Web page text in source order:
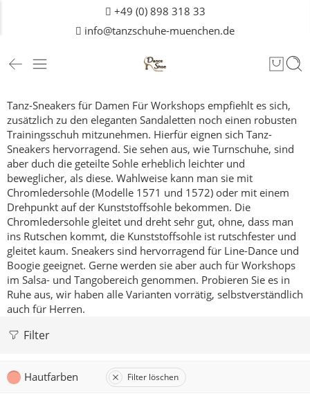
+49 (0) 898 318 33
info@tanzschuhe-muenchen.de
Tanz-Sneakers für Damen Für Workshops empfiehlt es sich,
zusätzlich zu den eleganten Sandaletten noch einen robusten
Trainingsschuh mitzunehmen. Hierfür eignen sich Tanz-
Sneakers hervorragend. Sie sehen aus, wie Turnschuhe, sind
aber duch die geteilte Sohle erheblich leichter und
beweglicher, als diese. Wahlweise kann man sie mit
Chromledersohle (Modelle 1571 und 1572) oder mit einem
Drehpunkt auf der Kunststoffsohle bekommen. Die
Chromledersohle gleitet und dreht sehr gut, ohne, dass man
ins Rutschen kommt, die Kunststoffsohle ist rutschfester und
gleitet kaum. Sneakers sind hervorragend für Line-Dance und
Boogie geeignet. Gerne werden sie aber auch für Workshops
im Salsa- und Tangobereich genommen. Probieren Sie es in
Ruhe aus, wir haben alle Varianten vorrätig, selbstverständlich
auch für Herren.
Filter
Hautfarben Filter löschen